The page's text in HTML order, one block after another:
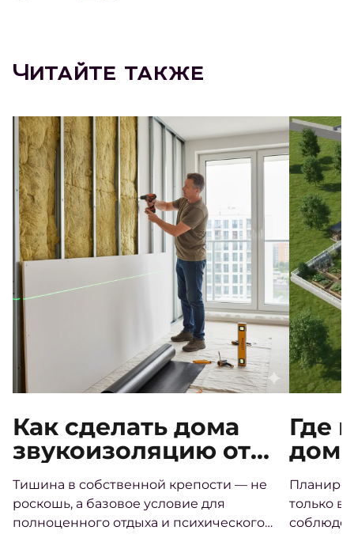
Читайте также
Как сделать дома
звукоизоляцию от
соседей своими
руками
Тишина в собственной крепости — не
роскошь, а базовое условие для
полноценного отдыха и психического
Где
дом
только